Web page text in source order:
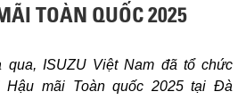
TOÀN QUỐC 2025
qua, ISUZU Việt Nam đã tổ chức
Hậu mãi Toàn quốc 2025 tại Đà